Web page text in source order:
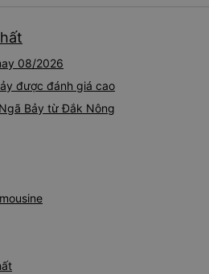
08/2026
được đánh giá cao
Bảy từ Đắk Nông